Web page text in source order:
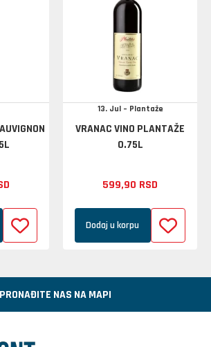
13. Jul – Plantaže
VRANAC VINO PLANTAŽE
0.75L
599,90 RSD
Dodaj u korpu
PRONAĐITE NAS NA MAPI